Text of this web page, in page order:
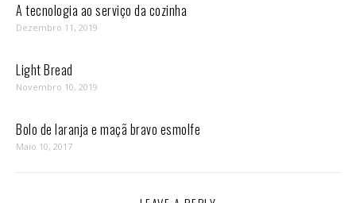
A tecnologia ao serviço da cozinha
Dezembro 11, 2019
Light Bread
Novembro 10, 2019
Bolo de laranja e maçã bravo esmolfe
Maio 10, 2017